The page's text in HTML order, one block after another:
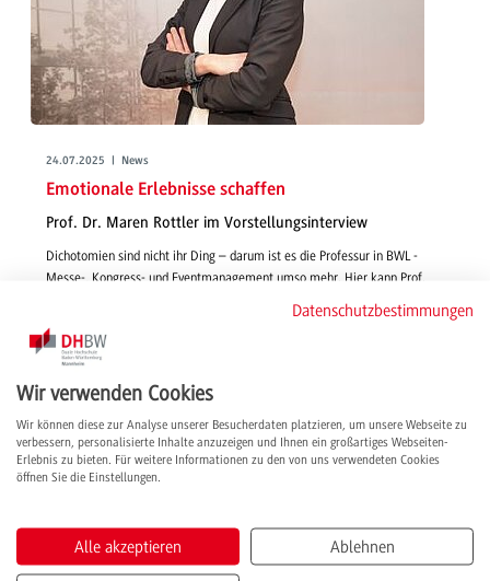
24.07.2025 | News
Emotionale Erlebnisse schaffen
Prof. Dr. Maren Rottler im Vorstellungsinterview
Dichotomien sind nicht ihr Ding – darum ist es die Professur in BWL -
Messe-, Kongress- und Eventmanagement umso mehr. Hier kann Prof.
Dr. Maren Rottler das beste aus der BWL und der Veranstaltungsbranche
vereinen. Im Video-Interview stellen wir die Professorin vor.
weiterlesen
Datenschutzbestimmungen
Wir verwenden Cookies
Wir können diese zur Analyse unserer Besucherdaten platzieren, um unsere Webseite zu
verbessern, personalisierte Inhalte anzuzeigen und Ihnen ein großartiges Webseiten-
Erlebnis zu bieten. Für weitere Informationen zu den von uns verwendeten Cookies
öffnen Sie die Einstellungen.
Alle akzeptieren Ablehnen